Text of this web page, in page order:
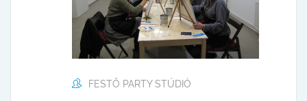
FESTŐ PARTY STÚDIÓ